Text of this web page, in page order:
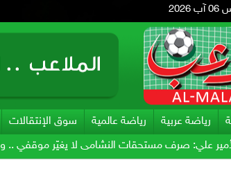
رياضة عربية رياضة عالمية سوق الإنتقالات
النشامى لا يغيّر موقفي .. ولن أؤيد إنفانتينو